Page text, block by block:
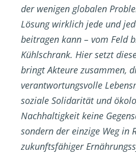
der wenigen globalen
Lösung wirklich jede und
beitragen kann – vom Feld
Kühlschrank. Hier setzt
bringt Akteure zusammen,
verantwortungsvolle
soziale Solidarität und
Nachhaltigkeit keine
sondern der einzige Weg in
zukunftsfähiger